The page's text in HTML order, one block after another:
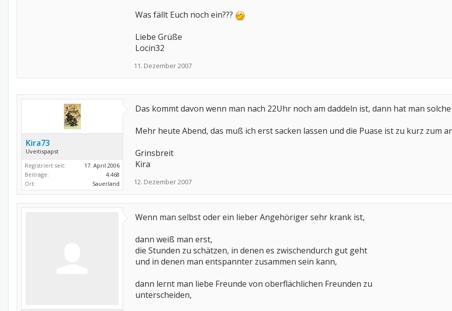
Was fällt Euch noch ein???
Liebe Grüße
Locin32
11. Dezember 2007
Kira73
Uveitispapst
Registriert seit:
17. April 2006
Beiträge:
4.468
Ort:
Sauerland
Das kommt davon wenn man nach 22Uhr noch am daddeln ist, dann hat man
Mehr heute Abend, das muß ich erst sacken lassen und die Puase ist zu kurz zum
Grinsbreit
Kira
12. Dezember 2007
Wenn man selbst oder ein lieber Angehöriger sehr krank ist,
dann weiß man erst,
die Stunden zu schätzen, in denen es zwischendurch gut geht
und in denen man entspannter zusammen sein kann,
dann lernt man liebe Freunde von oberflächlichen Freunden zu
unterscheiden,